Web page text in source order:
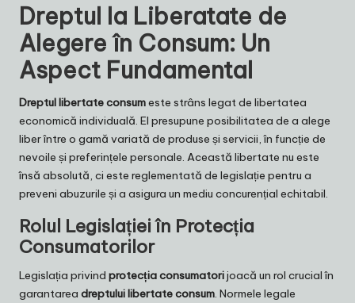
Dreptul la Liberatate de
Alegere în Consum: Un
Aspect Fundamental
Dreptul libertate consumeste strâns legat de libertatea
economică individuală. El presupune posibilitatea de a alege
liber între o gamă variată de produse și servicii, în funcție de
nevoile și preferințele personale. Această libertate nu este
însă absolută, ci este reglementată de legislație pentru a
preveni abuzurile și a asigura un mediu concurențial echitabil.
Rolul Legislației în Protecția
Consumatorilor
Legislația privind protecția consumatorijoacă un rol crucial în
garantarea dreptului libertate consum. Normele legale